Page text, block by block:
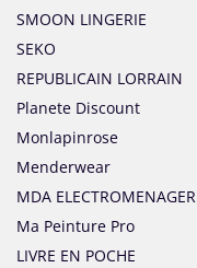
SMOON LINGERIE
SEKO
REPUBLICAIN LORRAIN
Planete Discount
Monlapinrose
Menderwear
MDA ELECTROMENAGER
Ma Peinture Pro
LIVRE EN POCHE